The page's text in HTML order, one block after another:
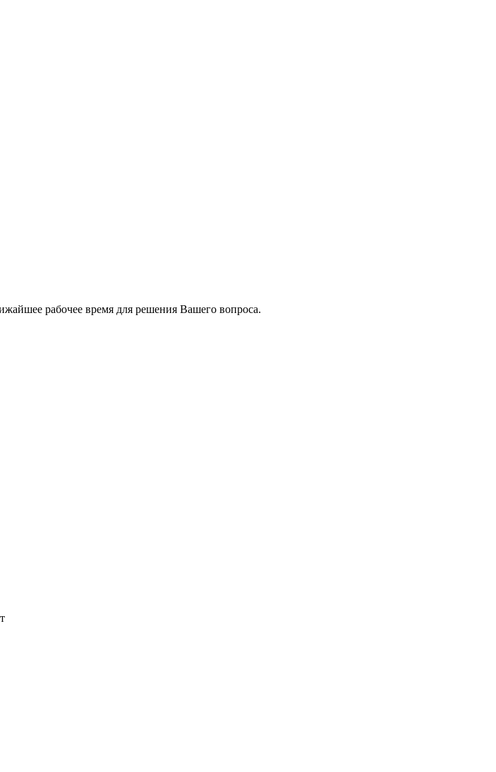
рабочее время для решения Вашего вопроса.